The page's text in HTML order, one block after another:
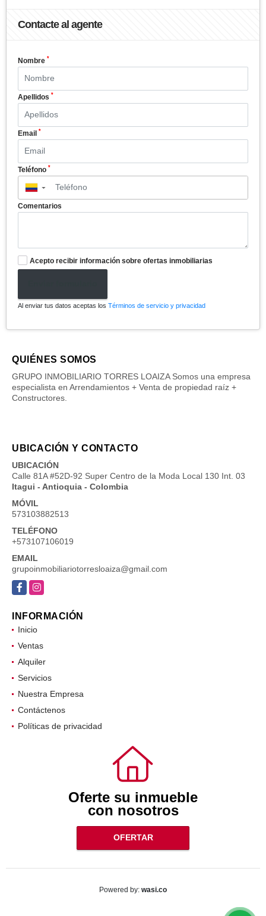
Contacte al agente
Nombre *
Apellidos *
Email *
Teléfono *
▼
Comentarios
Acepto recibir información sobre ofertas inmobiliarias
Al enviar tus datos aceptas los Términos de servicio y privacidad
QUIÉNES SOMOS
GRUPO INMOBILIARIO TORRES LOAIZA Somos una empresa
especialista en Arrendamientos + Venta de propiedad raíz +
Constructores.
UBICACIÓN Y CONTACTO
UBICACIÓN
Calle 81A #52D-92 Super Centro de la Moda Local 130 Int. 03
Itagui - Antioquia - Colombia
MÓVIL
573103882513
TELÉFONO
+573107106019
EMAIL
grupoinmobiliariotorresloaiza@gmail.com
FacebookInstagram
INFORMACIÓN
Inicio
Ventas
Alquiler
Servicios
Nuestra Empresa
Contáctenos
Políticas de privacidad
Oferte su inmueble
con nosotros
OFERTAR
Powered by: wasi.co